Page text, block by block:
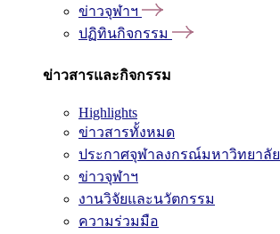
ข่าวจุฬาฯ
ปฏิทินกิจกรรม
ข่าวสารและกิจกรรม
Highlights
ข่าวสารทั้งหมด
ประกาศจุฬาลงกรณ์มหาวิทยาลัย
ข่าวจุฬาฯ
งานวิจัยและนวัตกรรม
ความร่วมมือ